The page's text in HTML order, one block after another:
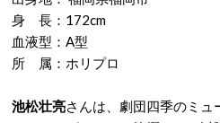
身 長：172cm
血液型：A型
所 属：ホリプロ
池松壮亮さんは、劇団四季のミュ